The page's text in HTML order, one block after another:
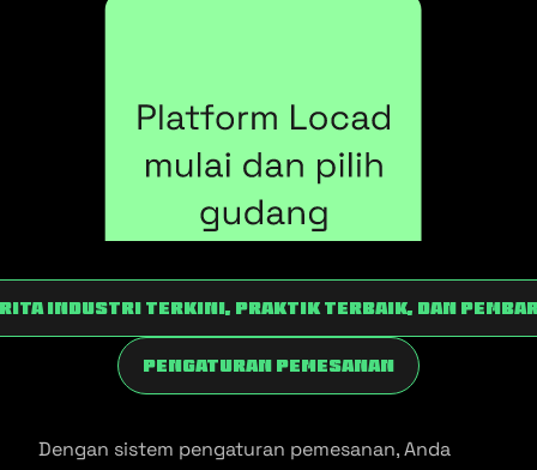
industri terkini, praktik terbaik, dan
Pengaturan Pemesanan
Dengan sistem pengaturan pemesanan, Anda